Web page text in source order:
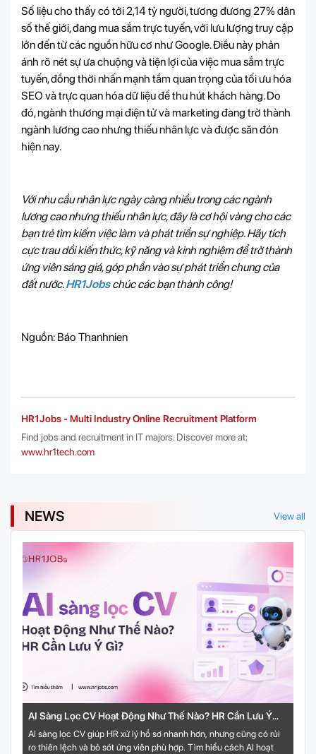
Số liệu cho thấy có tới 2,14 tỷ người, tương đương 27% dân
số thế giới, đang mua sắm trực tuyến, với lưu lượng truy cập
lớn đến từ các nguồn hữu cơ như Google. Điều này phản
ánh rõ nét sự ưa chuộng và tiện lợi của việc mua sắm trực
tuyến, đồng thời nhấn mạnh tầm quan trọng của tối ưu hóa
SEO và trực quan hóa dữ liệu để thu hút khách hàng. Do
đó, ngành thương mại điện tử và marketing đang trở thành
ngành lương cao nhưng thiếu nhân lực và được săn đón
hiện nay.
Với nhu cầu nhân lực ngày càng nhiều trong các ngành
lương cao nhưng thiếu nhân lực, đây là cơ hội vàng cho các
bạn trẻ tìm kiếm việc làm và phát triển sự nghiệp. Hãy tích
cực trau dồi kiến thức, kỹ năng và kinh nghiệm để trở thành
ứng viên sáng giá, góp phần vào sự phát triển chung của
đất nước.HR1Jobschúc các bạn thành công!
Nguồn: Báo Thanhnien
HR1Jobs - Multi Industry Online Recruitment Platform
Find jobs and recruitment in IT majors. Discover more at:
www.hr1tech.com
NEWS View all
AI Sàng Lọc CV Hoạt Động Như Thế Nào? HR Cần Lưu Ý
Gì?
AI sàng lọc CV giúp HR xử lý hồ sơ nhanh hơn, nhưng cũng có rủi
ro thiên lệch và bỏ sót ứng viên phù hợp. Tìm hiểu cách AI hoạt